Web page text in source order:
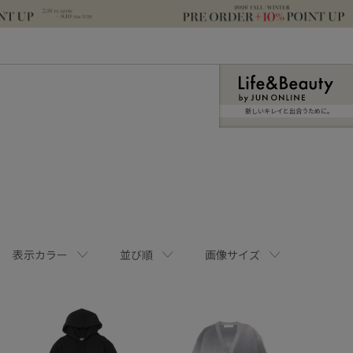
新しいキレイと出合うために。
表示カラー 並び順 画像サイズ